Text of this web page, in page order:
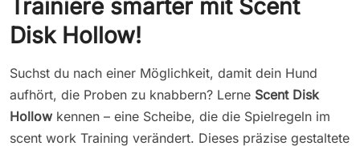
Trainiere smarter mit Scent
Disk Hollow!
Suchst du nach einer Möglichkeit, damit dein Hund
aufhört, die Proben zu knabbern? Lerne Scent Disk
Hollow kennen – eine Scheibe, die die Spielregeln im
scent work Training verändert. Dieses präzise gestaltete